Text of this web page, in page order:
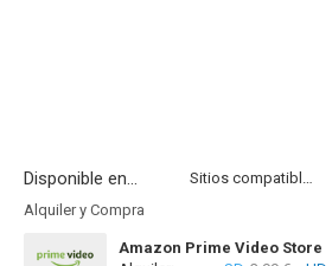
Disponible en...
Sitios compatibles
Alquiler y Compra
Amazon Prime Video Store